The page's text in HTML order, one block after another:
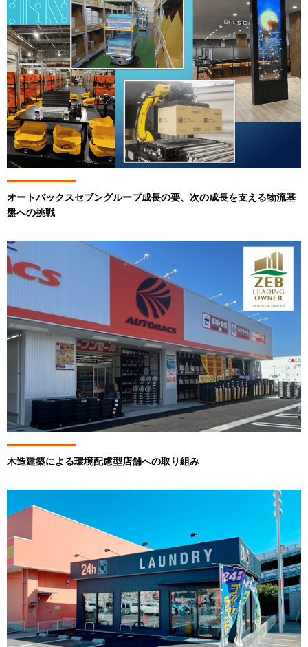
オートバックスセブングループ成長の要、次の成長を支える物流基
盤への挑戦
木造建築による環境配慮型店舗への取り組み